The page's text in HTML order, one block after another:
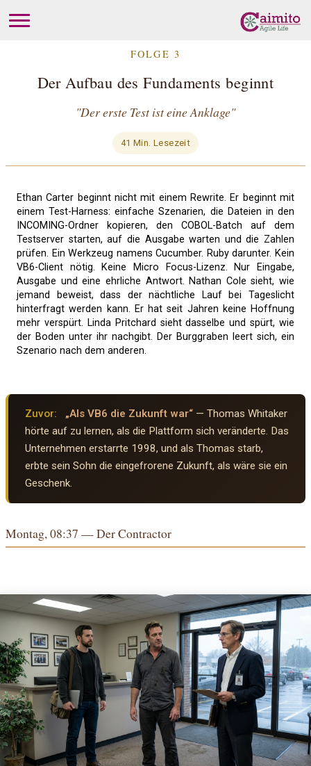
FOLGE 3
Der Aufbau des Fundaments beginnt
"Der erste Test ist eine Anklage"
41 Min. Lesezeit
Ethan Carter beginnt nicht mit einem Rewrite. Er beginnt mit
einem Test-Harness: einfache Szenarien, die Dateien in den
INCOMING-Ordner kopieren, den COBOL-Batch auf dem
Testserver starten, auf die Ausgabe warten und die Zahlen
prüfen. Ein Werkzeug namens Cucumber. Ruby darunter. Kein
VB6-Client nötig. Keine Micro Focus-Lizenz. Nur Eingabe,
Ausgabe und eine ehrliche Antwort. Nathan Cole sieht, wie
jemand beweist, dass der nächtliche Lauf bei Tageslicht
hinterfragt werden kann. Er hat seit Jahren keine Hoffnung
mehr verspürt. Linda Pritchard sieht dasselbe und spürt, wie
der Boden unter ihr nachgibt. Der Burggraben leert sich, ein
Szenario nach dem anderen.
Zuvor: „Als VB6 die Zukunft war“ — Thomas Whitaker
hörte auf zu lernen, als die Plattform sich veränderte. Das
Unternehmen erstarrte 1998, und als Thomas starb,
erbte sein Sohn die eingefrorene Zukunft, als wäre sie ein
Geschenk.
Montag, 08:37 — Der Contractor